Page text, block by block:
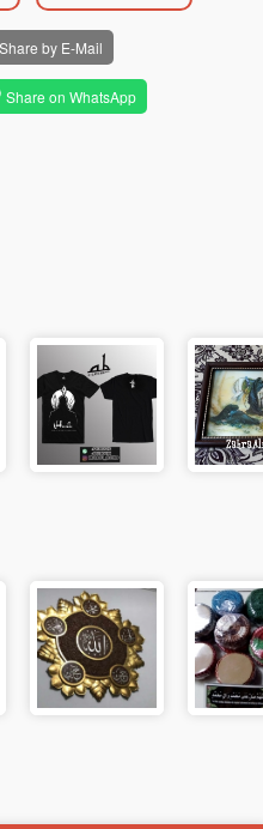
Share by E-Mail
Share on WhatsApp